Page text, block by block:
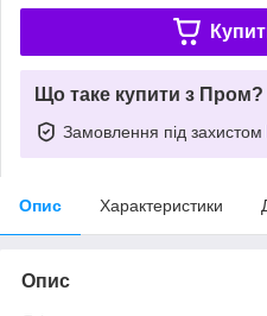
Що таке купити з Пром?
Замовлення під захистом
Опис Характеристики
Опис